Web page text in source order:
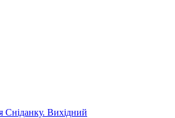
Сніданку. Вихідний